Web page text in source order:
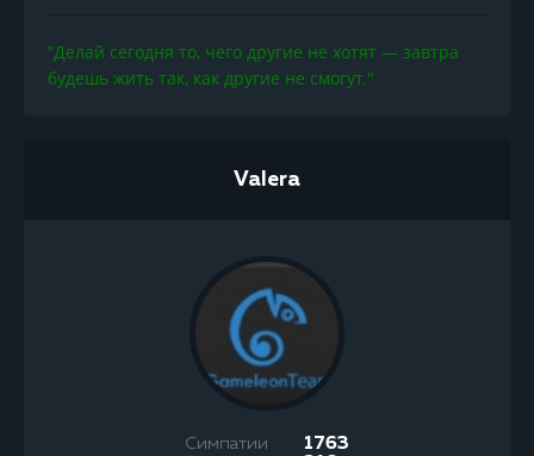
"Делай сегодня то, чего другие не хотят — завтра
будешь жить так, как другие не смогут."
Valera
Симпатии 1763